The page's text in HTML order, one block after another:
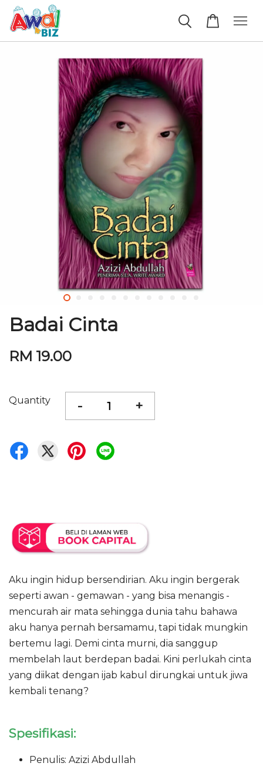
Badai Cinta
RM 19.00
Quantity - +
Aku ingin hidup bersendirian. Aku ingin bergerak
seperti awan - gemawan - yang bisa menangis -
mencurah air mata sehingga dunia tahu bahawa
aku hanya pernah bersamamu, tapi tidak mungkin
bertemu lagi. Demi cinta murni, dia sanggup
membelah laut berdepan badai. Kini perlukah cinta
yang diikat dengan ijab kabul dirungkai untuk jiwa
kembali tenang?
Spesifikasi:
Penulis: Azizi Abdullah